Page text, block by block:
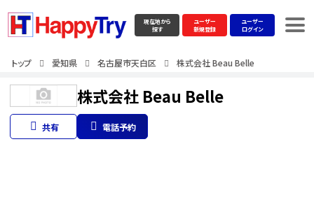
現在地から
探す
ユーザー
新規登録
ユーザー
ログイン
トップ 愛知県 名古屋市天白区 株式会社 Beau Belle
株式会社 Beau Belle
共有 電話予約